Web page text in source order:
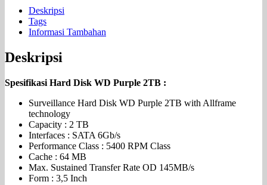
Deskripsi
Tags
Informasi Tambahan
Deskripsi
Spesifikasi Hard Disk WD Purple 2TB :
Surveillance Hard Disk WD Purple 2TB with Allframe
technology
Capacity : 2 TB
Interfaces : SATA 6Gb/s
Performance Class : 5400 RPM Class
Cache : 64 MB
Max. Sustained Transfer Rate OD 145MB/s
Form : 3,5 Inch